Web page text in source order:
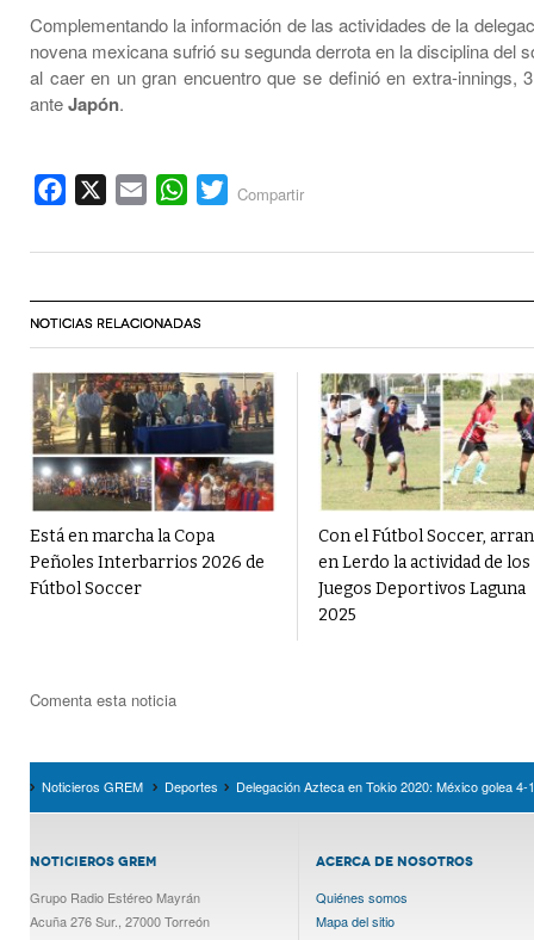
Complementando la información de las actividades de la
novena mexicana sufrió su segunda derrota en la disciplina del
al caer en un gran encuentro que se definió en extra-innings,
anteJapón.
Facebook Email WhatsApp
Twitter
Compartir
NOTICIAS RELACIONADAS
Está en marcha la Copa
Peñoles Interbarrios 2026 de
Fútbol Soccer
Con el Fútbol Soccer,
en Lerdo la actividad de los
Juegos Deportivos Laguna
2025
Comenta esta noticia
Noticieros GREM Deportes Delegación Azteca en Tokio 2020: México golea
NOTICIEROS GREM
Grupo Radio Estéreo Mayrán
Acuña 276 Sur., 27000 Torreón
ACERCA DE NOSOTROS
Quiénes somos
Mapa del sitio